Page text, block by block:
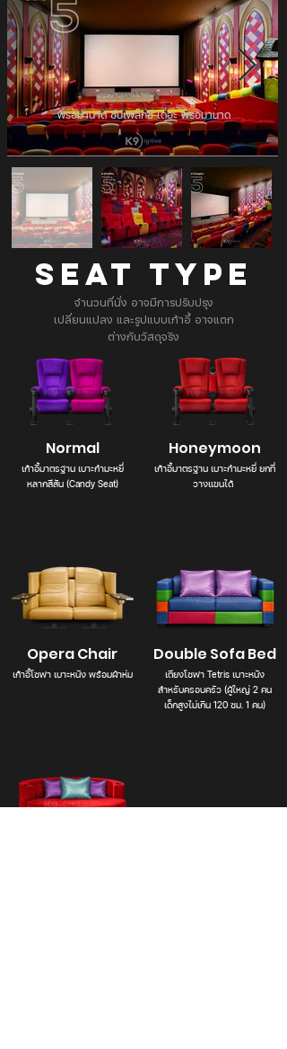
พรอมานาด ซีนีเพล็กซ์ เดอะ พรอมานาด
SEAT TYPE
จำนวนที่นั่ง อาจมีการปรับปรุง
เปลี่ยนแปลง และรูปแบบเก้าอี้ อาจแตก
ต่างกับวัสดุจริง
Normal
เก้าอี้มาตรฐาน เบาะกำมะหยี่
หลากสีสัน (Candy Seat)
Honeymoon
เก้าอี้มาตรฐาน เบาะกำมะหยี่ ยกที่
วางแขนได้
Opera Chair
เก้าอี้โซฟา เบาะหนัง พร้อมผ้าห่ม
Double Sofa Bed
เตียงโซฟา Tetris เบาะหนัง
สำหรับครอบครัว (ผู้ใหญ่ 2 คน
เด็กสูงไม่เกิน 120 ซม. 1 คน)